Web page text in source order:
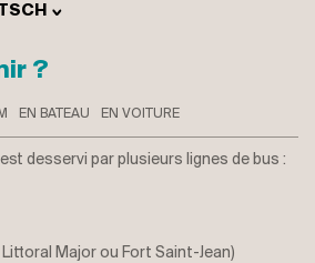
?
EN BATEAU EN VOITURE
desservi par plusieurs lignes de bus :
Major ou Fort Saint-Jean)